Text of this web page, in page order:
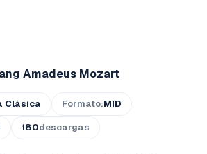
Amadeus Mozart
Clásica Formato:MID
180descargas